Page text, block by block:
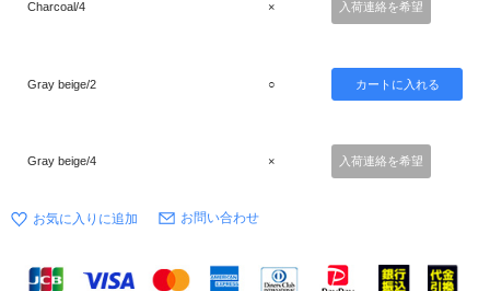
Charcoal/4 × 入荷連絡を希望
Gray beige/2 ○
Gray beige/4 × 入荷連絡を希望
お問い合わせ